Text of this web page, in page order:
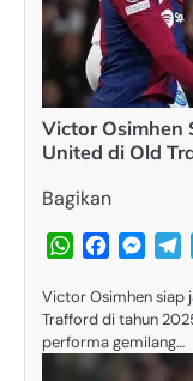
Victor Osimhen
United di Old
Bagikan
WhatsApp
Facebook
Victor Osimhen siap
Trafford di tahun
performa gemilang…